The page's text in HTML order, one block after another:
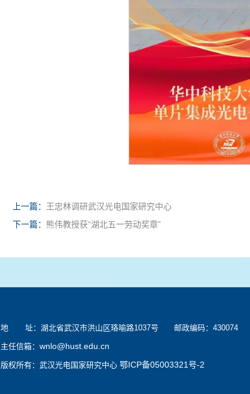
上一篇： 王忠林调研武汉光电国家研究中心
下一篇： 熊伟教授获“湖北五一劳动奖章”
地 址：湖北省武汉市洪山区珞喻路1037号 邮政编码：430074
主任信箱： wnlo@hust.edu.cn
版权所有：武汉光电国家研究中心 鄂ICP备05003321号-2